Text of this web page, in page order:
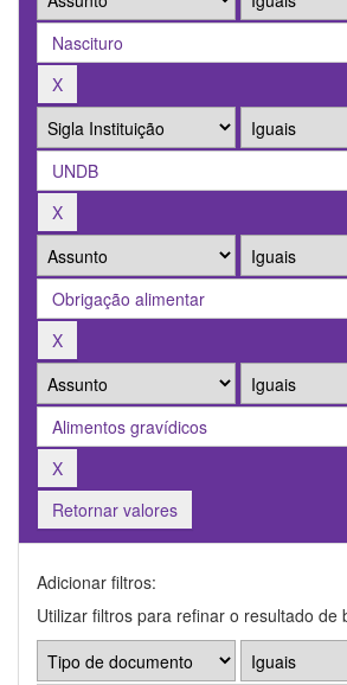
Retornar valores
Adicionar filtros:
Utilizar filtros para refinar o resultado de